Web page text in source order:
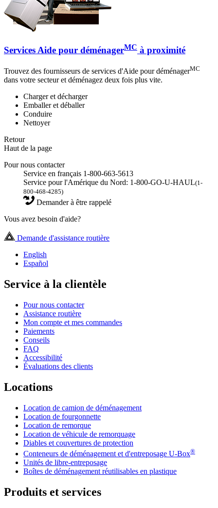
Services Aide pour déménagerMC à proximité
Trouvez des fournisseurs de services d'Aide pour déménagerMC
dans votre secteur et déménagez deux fois plus vite.
Charger et décharger
Emballer et déballer
Conduire
Nettoyer
Retour
Haut de la page
Pour nous contacter
Service en français 1-800-663-5613
Service pour l'Amérique du Nord: 1-800-GO-U-HAUL(1-
800-468-4285)
Demander à être rappelé
Vous avez besoin d'aide?
Demande d'assistance routière
English
Español
Service à la clientèle
Pour nous contacter
Assistance routière
Mon compte et mes commandes
Paiements
Conseils
FAQ
Accessibilité
Évaluations des clients
Locations
Location de camion de déménagement
Location de fourgonnette
Location de remorque
Location de véhicule de remorquage
Diables et couvertures de protection
Conteneurs de déménagement et d'entreposage U-Box®
Unités de libre-entreposage
Boîtes de déménagement réutilisables en plastique
Produits et services